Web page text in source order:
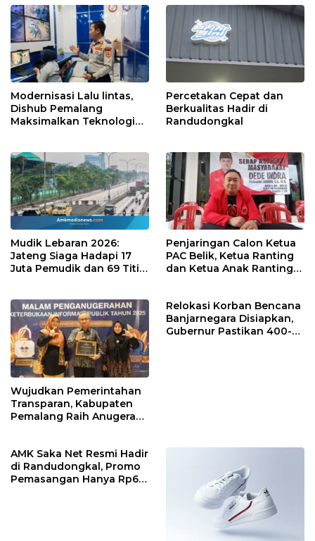
Modernisasi Lalu lintas,
Dishub Pemalang
Maksimalkan Teknologi
Percetakan Cepat dan
Berkualitas Hadir di
Randudongkal
Mudik Lebaran 2026:
Jateng Siaga Hadapi 17
Juta Pemudik dan 69 Titik
Penjaringan Calon Ketua
PAC Belik, Ketua Ranting
dan Ketua Anak Ranting
Wujudkan Pemerintahan
Transparan, Kabupaten
Pemalang Raih Anugerah
Relokasi Korban Bencana
Banjarnegara Disiapkan,
Gubernur Pastikan 400-
AMK Saka Net Resmi Hadir
di Randudongkal, Promo
Pemasangan Hanya Rp60